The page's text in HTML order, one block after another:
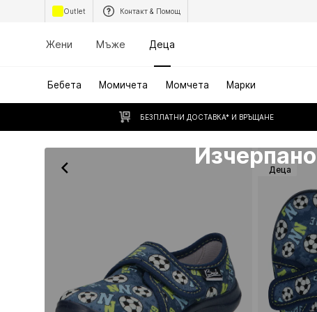
Outlet Контакт & Помощ
Жени Мъже Деца
Бебета Момичета Момчета Марки
БЕЗПЛАТНИ ДОСТАВКА* И ВРЪЩАНЕ
Деца
Изчерпано